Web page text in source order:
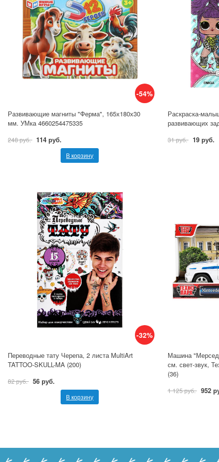
-54%
Развивающие магниты "Ферма", 165х180х30
мм. УМка 4660254475335
248 руб. 114 руб.
В корзину
Раскраска-
развивающих
31 руб. 19 руб.
-32%
Переводные тату Черепа, 2 листа MultiArt
TATTOO-SKULL-MA (200)
82 руб. 56 руб.
В корзину
Машина
см. свет-звук,
(36)
1 125 руб. 952